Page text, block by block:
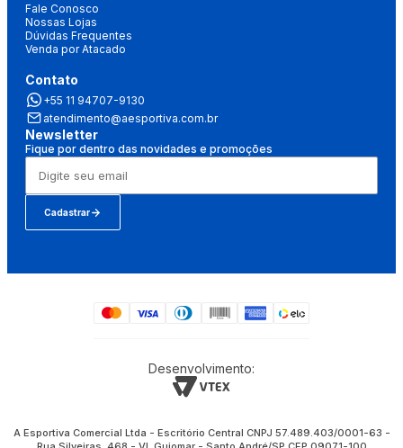
Fale Conosco
Nossas Lojas
Dúvidas Frequentes
Venda por Atacado
Contato
+55 11 94707-9130
atendimento@aesportiva.com.br
Newsletter
Fique por dentro das novidades e promoções
Cadastrar
Desenvolvimento:
A Esportiva Comercial Ltda - Escritório Central CNPJ 57.489.403/0001-63 -